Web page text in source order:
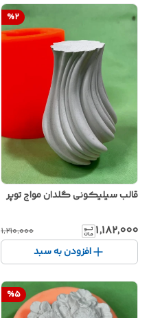
%2
قالب سیلیکونی گلدان مواج توپر
۱٬۱۸۲٬۰۰۰ ۱٬۲۱۰٬۰۰۰
افزودن به سبد
%5